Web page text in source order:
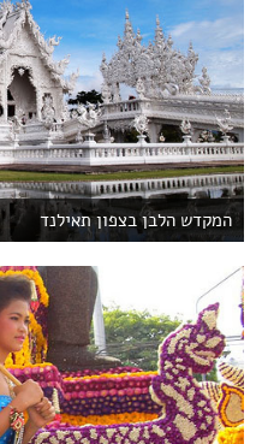
המקדש הלבן בצפון תאילנד